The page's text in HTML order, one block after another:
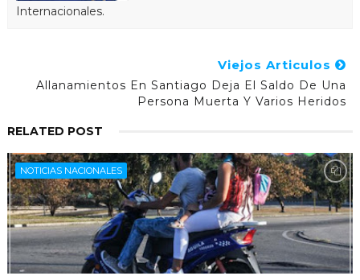
Internacionales.
Viejos Articulos
Allanamientos En Santiago Deja El Saldo De Una
Persona Muerta Y Varios Heridos
RELATED POST
NOTICIAS NACIONALES